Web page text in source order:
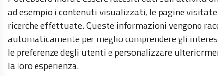
ad esempio i contenuti visualizzati, le pagine visitate
ricerche effettuate. Queste informazioni vengono
automaticamente per meglio comprendere gli
le preferenze degli utenti e personalizzare
la loro esperienza.